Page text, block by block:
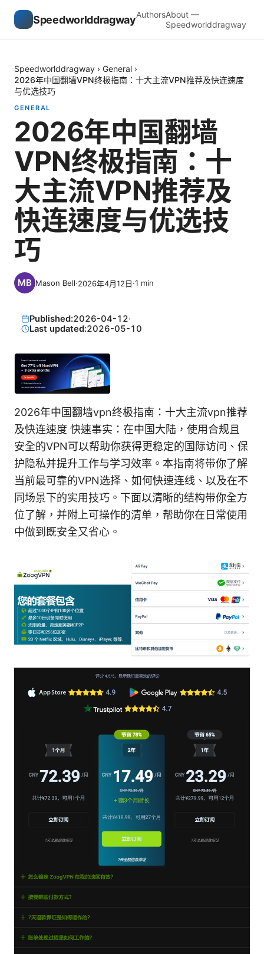
SpeedworlddragwayAuthorsAbout —
Speedworlddragway
Speedworlddragway › General ›
2026年中国翻墙VPN终极指南：十大主流VPN推荐及快连速度
与优选技巧
GENERAL
2026年中国翻墙
VPN终极指南：十
大主流VPN推荐及
快连速度与优选技
巧
Mason Bell·2026年4月12日·1 min
Published:2026-04-12·
Last updated:2026-05-10
2026年中国翻墙vpn终极指南：十大主流vpn推荐
及快连速度 快速事实：在中国大陆，使用合规且
安全的VPN可以帮助你获得更稳定的国际访问、保
护隐私并提升工作与学习效率。本指南将带你了解
当前最可靠的VPN选择、如何快速连线、以及在不
同场景下的实用技巧。下面以清晰的结构带你全方
位了解，并附上可操作的清单，帮助你在日常使用
中做到既安全又省心。